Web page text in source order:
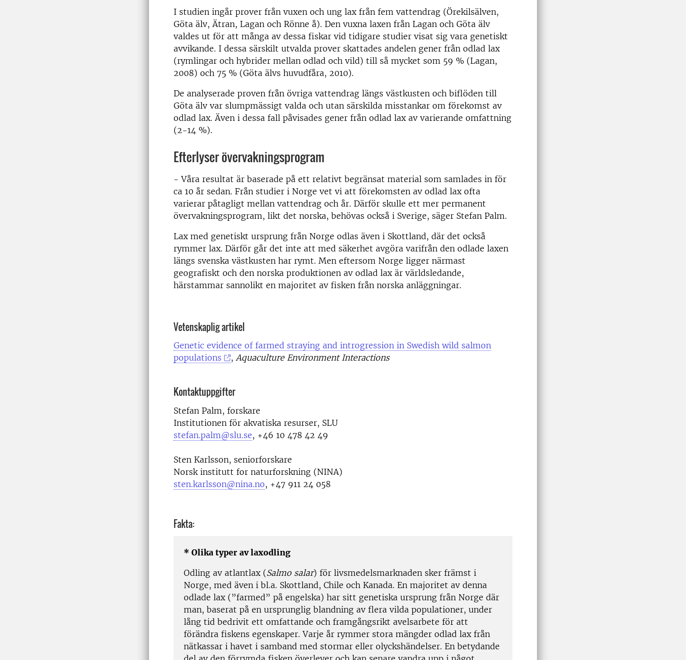
I studien ingår prover från vuxen och ung lax från fem vattendrag (Örekilsälven,
Göta älv, Ätran, Lagan och Rönne å). Den vuxna laxen från Lagan och Göta älv
valdes ut för att många av dessa fiskar vid tidigare studier visat sig vara genetiskt
avvikande. I dessa särskilt utvalda prover skattades andelen gener från odlad lax
(rymlingar och hybrider mellan odlad och vild) till så mycket som 59 % (Lagan,
2008) och 75 % (Göta älvs huvudfåra, 2010).
De analyserade proven från övriga vattendrag längs västkusten och biflöden till
Göta älv var slumpmässigt valda och utan särskilda misstankar om förekomst av
odlad lax. Även i dessa fall påvisades gener från odlad lax av varierande omfattning
(2-14 %).
Efterlyser övervakningsprogram
- Våra resultat är baserade på ett relativt begränsat material som samlades in för
ca 10 år sedan. Från studier i Norge vet vi att förekomsten av odlad lax ofta
varierar påtagligt mellan vattendrag och år. Därför skulle ett mer permanent
övervakningsprogram, likt det norska, behövas också i Sverige, säger Stefan Palm.
Lax med genetiskt ursprung från Norge odlas även i Skottland, där det också
rymmer lax. Därför går det inte att med säkerhet avgöra varifrån den odlade laxen
längs svenska västkusten har rymt. Men eftersom Norge ligger närmast
geografiskt och den norska produktionen av odlad lax är världsledande,
härstammar sannolikt en majoritet av fisken från norska anläggningar.
Vetenskaplig artikel
Genetic evidence of farmed straying and introgression in Swedish wild salmon
populations
,Aquaculture Environment Interactions
Kontaktuppgifter
Stefan Palm, forskare
Institutionen för akvatiska resurser, SLU
stefan.palm@slu.se, +46 10 478 42 49
Sten Karlsson, seniorforskare
Norsk institutt for naturforskning (NINA)
sten.karlsson@nina.no, +47 911 24 058
Fakta:
* Olika typer av laxodling
Odling av atlantlax (Salmo salar) för livsmedelsmarknaden sker främst i
Norge, med även i bl.a. Skottland, Chile och Kanada. En majoritet av denna
odlade lax (”farmed” på engelska) har sitt genetiska ursprung från Norge där
man, baserat på en ursprunglig blandning av flera vilda populationer, under
lång tid bedrivit ett omfattande och framgångsrikt avelsarbete för att
förändra fiskens egenskaper. Varje år rymmer stora mängder odlad lax från
nätkassar i havet i samband med stormar eller olyckshändelser. En betydande